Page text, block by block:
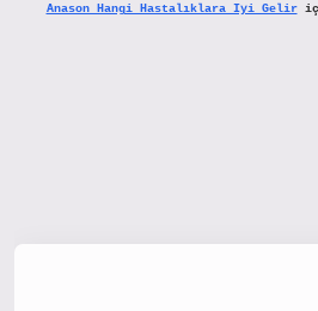
Anason Hangi Hastalıklara Iyi Gelir